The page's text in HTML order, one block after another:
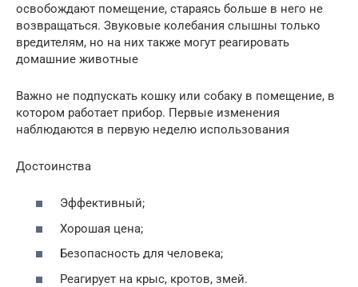
освобождают помещение, стараясь больше в него не
возвращаться. Звуковые колебания слышны только
вредителям, но на них также могут реагировать
домашние животные
Важно не подпускать кошку или собаку в помещение, в
котором работает прибор. Первые изменения
наблюдаются в первую неделю использования
Достоинства
Эффективный;
Хорошая цена;
Безопасность для человека;
Реагирует на крыс, кротов, змей.